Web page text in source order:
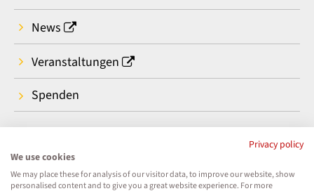
News
Veranstaltungen
Spenden
Privacy policy
We use cookies
We may place these for analysis of our visitor data, to improve our website, show
personalised content and to give you a great website experience. For more